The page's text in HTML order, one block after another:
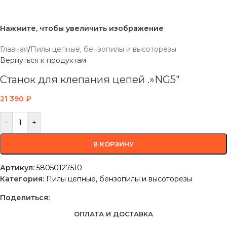
Нажмите, чтобы увеличить изображение
Главная/Пилы цепные, бензопилы и высоторезы
Вернуться к продуктам
Станок для клепания цепей .»NG5″
21 390 ₽
- +
В КОРЗИНУ
Артикул: 58050127510
Категория: Пилы цепные, бензопилы и высоторезы
Поделиться:
ОПЛАТА И ДОСТАВКА